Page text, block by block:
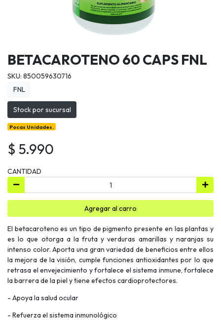
BETACAROTENO 60 CAPS FNL
SKU: 850059630716
FNL
Stock por sucursal
Pocas Unidades.
$ 5.990
CANTIDAD
Agregar al carro
El betacaroteno es un tipo de pigmento presente en las plantas y
es lo que otorga a la fruta y verduras amarillas y naranjas su
intenso color. Aporta una gran variedad de beneficios entre ellos
la mejora de la visión, cumple funciones antioxidantes por lo que
retrasa el envejecimiento y fortalece el sistema inmune, fortalece
la barrera de la piel y tiene efectos cardioprotectores.
- Apoya la salud ocular
- Refuerza el sistema inmunológico